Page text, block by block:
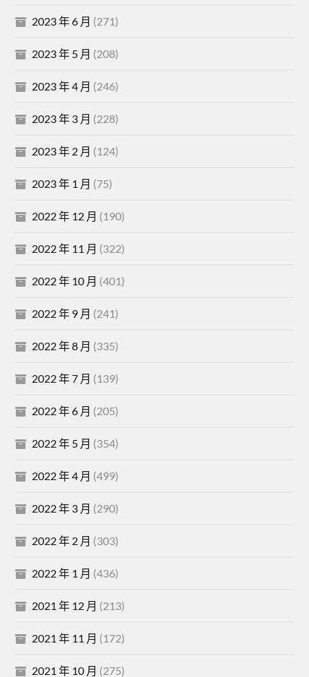
2023 年 6 月 (271)
2023 年 5 月 (208)
2023 年 4 月 (246)
2023 年 3 月 (228)
2023 年 2 月 (124)
2023 年 1 月 (75)
2022 年 12 月 (190)
2022 年 11 月 (322)
2022 年 10 月 (401)
2022 年 9 月 (241)
2022 年 8 月 (335)
2022 年 7 月 (139)
2022 年 6 月 (205)
2022 年 5 月 (354)
2022 年 4 月 (499)
2022 年 3 月 (290)
2022 年 2 月 (303)
2022 年 1 月 (436)
2021 年 12 月 (213)
2021 年 11 月 (172)
2021 年 10 月 (275)